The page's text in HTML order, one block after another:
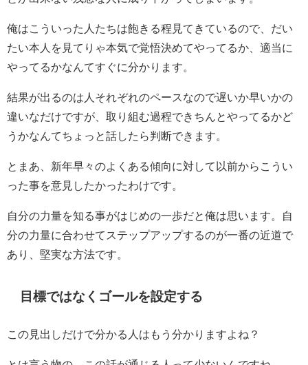
俺はこういった人たちは飽きる程見てきているので、だい
たい本人を見てりゃ本気で覚悟決めてやってるか、適当に
やってるかなんてすぐに分かります。
結果が出るのは人それぞれのペースなので遅いか早いかの
違いなだけですが、取り組む過程できちんとやってるかど
うかなんてちょっと話したら判断できます。
とまあ、新年早々のよくある傾向に対して以前からこうい
った事を意見したかったわけです。
自分の力量を知る事がはじめの一歩だと俺は思います。自
分の力量に合わせてステップアップするのが一番の近道で
あり、堅実な方法です。
目標ではなくゴールを設定する
この見出しだけで分かる人はもう分かりますよね？